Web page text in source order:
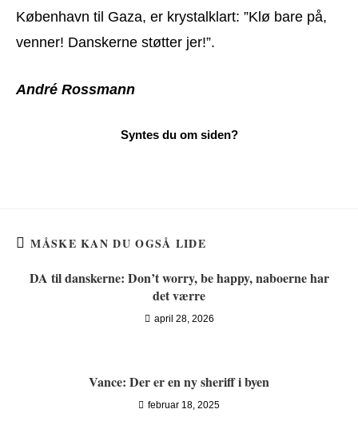
København til Gaza, er krystalklart: ”Klø bare på,
venner! Danskerne støtter jer!”.
André Rossmann
MÅSKE KAN DU OGSÅ LIDE
DA til danskerne: Don’t worry, be happy, naboerne har
det værre
april 28, 2026
Vance: Der er en ny sheriff i byen
februar 18, 2025